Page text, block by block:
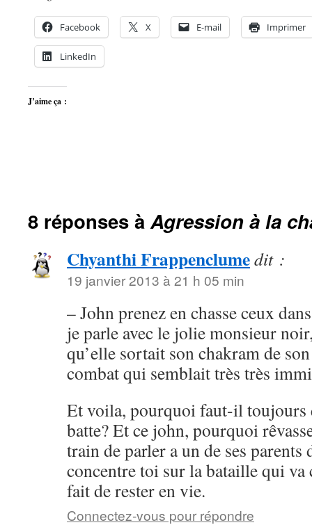
Facebook X E-mail Imprimer
LinkedIn
J’aime ça :
8 réponses àAgression à la
Chyanthi Frappenclumedit :
19 janvier 2013 à 21 h 05 min
– John prenez en chasse ceux
je parle avec le jolie monsieur
qu’elle sortait son chakram de
combat qui semblait très très
Et voila, pourquoi faut-il toujours
batte? Et ce john, pourquoi
train de parler a un de ses
concentre toi sur la bataille qui va
fait de rester en vie.
Connectez-vous pour répondre